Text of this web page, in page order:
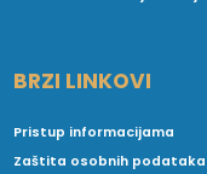
BRZI LINKOVI
Pristup informacijama
Zaštita osobnih podataka